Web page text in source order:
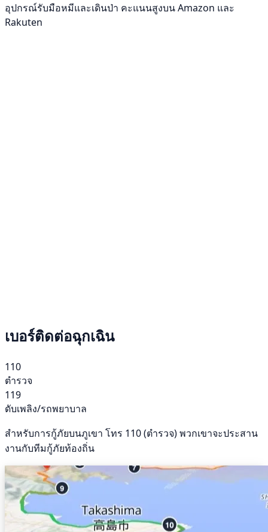
อุปกรณ์รับมือหมีและเดินป่า คะแนนสูงบน Amazon และ
Rakuten
เบอร์ติดต่อฉุกเฉิน
110
ตำรวจ
119
ดับเพลิง/รถพยาบาล
สำหรับการกู้ภัยบนภูเขา โทร 110 (ตำรวจ) พวกเขาจะประสาน
งานกับทีมกู้ภัยท้องถิ่น